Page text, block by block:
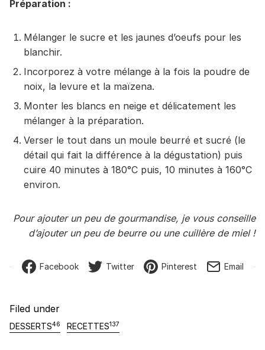
Préparation :
Mélanger le sucre et les jaunes d’oeufs pour les
blanchir.
Incorporez à votre mélange à la fois la poudre de
noix, la levure et la maïzena.
Monter les blancs en neige et délicatement les
mélanger à la préparation.
Verser le tout dans un moule beurré et sucré (le
détail qui fait la différence à la dégustation) puis
cuire 40 minutes à 180°C puis, 10 minutes à 160°C
environ.
Pour ajouter un peu de gourmandise, je vous conseille
d’ajouter un peu de beurre ou une cuillère de miel !
Facebook Twitter Pinterest Email
Filed under
DESSERTS46 RECETTES137